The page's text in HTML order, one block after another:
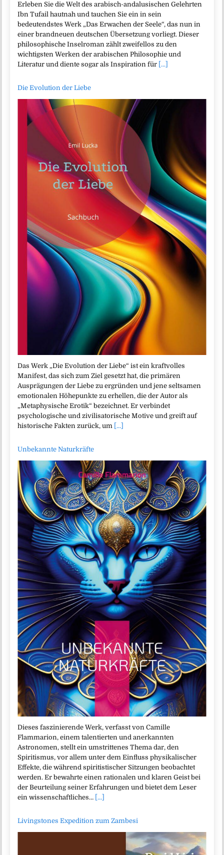
Erleben Sie die Welt des arabisch-andalusischen Gelehrten
Ibn Tufail hautnah und tauchen Sie ein in sein
bedeutendstes Werk „Das Erwachen der Seele“, das nun in
einer brandneuen deutschen Übersetzung vorliegt. Dieser
philosophische Inselroman zählt zweifellos zu den
wichtigsten Werken der arabischen Philosophie und
Literatur und diente sogar als Inspiration für [...]
Die Evolution der Liebe
Das Werk „Die Evolution der Liebe“ ist ein kraftvolles
Manifest, das sich zum Ziel gesetzt hat, die primären
Ausprägungen der Liebe zu ergründen und jene seltsamen
emotionalen Höhepunkte zu erhellen, die der Autor als
„Metaphysische Erotik“ bezeichnet. Er verbindet
psychologische und zivilisatorische Motive und greift auf
historische Fakten zurück, um [...]
Unbekannte Naturkräfte
Dieses faszinierende Werk, verfasst von Camille
Flammarion, einem talentierten und anerkannten
Astronomen, stellt ein umstrittenes Thema dar, den
Spiritismus, vor allem unter dem Einfluss physikalischer
Effekte, die während spiritistischer Sitzungen beobachtet
werden. Er bewahrte einen rationalen und klaren Geist bei
der Beurteilung seiner Erfahrungen und bietet dem Leser
ein wissenschaftliches… [...]
Livingstones Expedition zum Zambesi